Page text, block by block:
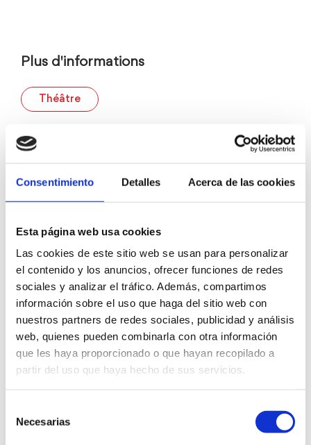
Consentimiento Detalles Acerca de las cookies
Esta página web usa cookies
Las cookies de este sitio web se usan para personalizar
el contenido y los anuncios, ofrecer funciones de redes
sociales y analizar el tráfico. Además, compartimos
información sobre el uso que haga del sitio web con
nuestros partners de redes sociales, publicidad y análisis
web, quienes pueden combinarla con otra información
que les haya proporcionado o que hayan recopilado a
partir del uso que haya hecho de sus servicios.
Necesarias
Plus d'informations
Théâtre
Teatro Auditorio
10 €
20 h